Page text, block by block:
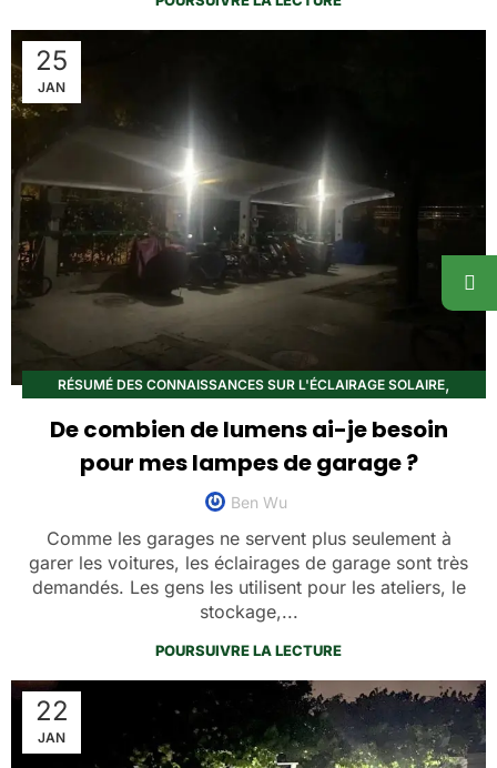
25
JAN
RÉSUMÉ DES CONNAISSANCES SUR L'ÉCLAIRAGE SOLAIRE,
De combien de lumens ai-je besoin
pour mes lampes de garage ?
Ben Wu
Comme les garages ne servent plus seulement à
garer les voitures, les éclairages de garage sont très
demandés. Les gens les utilisent pour les ateliers, le
stockage,...
POURSUIVRE LA LECTURE
22
JAN